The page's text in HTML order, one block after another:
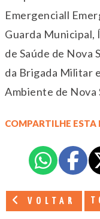
Emergenciall
Guarda Municipal,
de Saúde de Nova
da Brigada Militar
Ambiente de Nova
COMPARTILHE
VOLTAR